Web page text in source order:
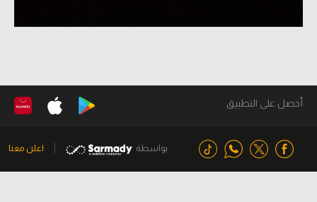
أحصل على التطبيق
بواسطة اعلن معنا